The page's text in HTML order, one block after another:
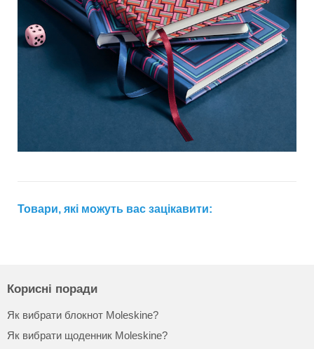
Товари, які можуть вас зацікавити:
Корисні поради
Як вибрати блокнот Moleskine?
Як вибрати щоденник Moleskine?